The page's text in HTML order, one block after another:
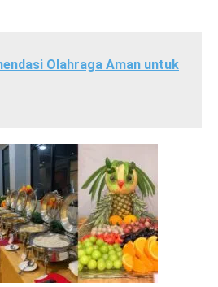
Olahraga Aman untuk